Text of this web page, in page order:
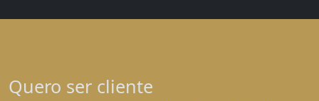
Quero ser cliente